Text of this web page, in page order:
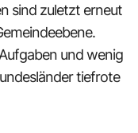
sind zuletzt erneut
und wenig
tiefrote